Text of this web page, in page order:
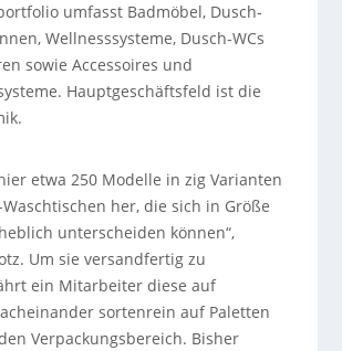
umfasst Badmöbel, Dusch-
Wellnesssysteme, Dusch-WCs
sowie Accessoires und
Hauptgeschäftsfeld ist die
etwa 250 Modelle in zig Varianten
her, die sich in Größe
unterscheiden können“,
Um sie versandfertig zu
ein Mitarbeiter diese auf
sortenrein auf Paletten
Verpackungsbereich. Bisher